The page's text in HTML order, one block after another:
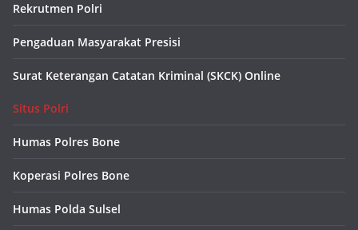
Rekrutmen Polri
Pengaduan Masyarakat Presisi
Surat Keterangan Catatan Kriminal (SKCK) Online
Situs Polri
Humas Polres Bone
Koperasi Polres Bone
Humas Polda Sulsel